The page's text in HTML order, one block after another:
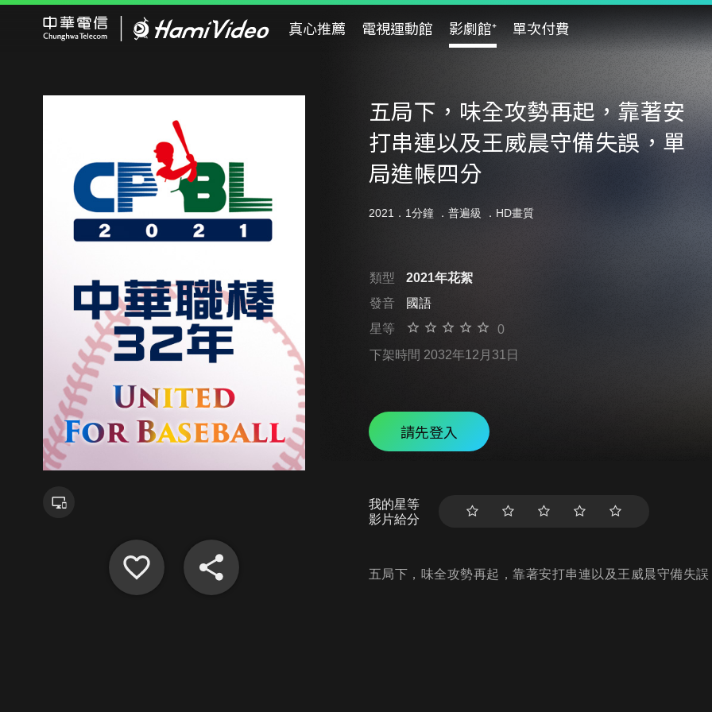
真心推薦 電視運動館 影劇館⁺ 單次付費
五局下，味全攻勢再起，靠著安
打串連以及王威晨守備失誤，單
局進帳四分
2021．1分鐘 ． 普遍級 ．HD畫質
類型
2021年花絮
發音
國語
星等
0
下架時間 2032年12月31日
請先登入
我的星等
影片給分
五局下，味全攻勢再起，靠著安打串連以及王威晨守備失